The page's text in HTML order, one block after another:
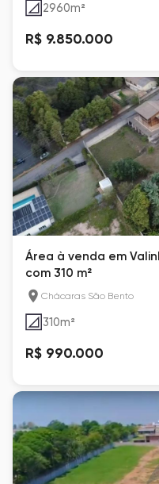
2960m²
R$ 9.850.000
Área à venda em
com 310 m²
Chácaras São Bento
310m²
R$ 990.000